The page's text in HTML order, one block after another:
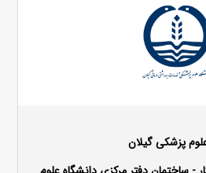
پزشکی گیلان